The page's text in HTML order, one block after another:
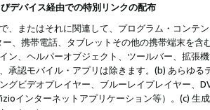
デバイス経由での特別リンクの配布
、またはそれに関連して、プログラム・コンテ
ー、携帯電話、タブレットその他の携帯端末を
ン、ヘルパーオブジェクト、ツールバー、拡張
承認モバイル・アプリは除きます。(b) あらゆ
グビデオプレイヤー、ブルーレイプレイヤー、
インターネットアプリケーション等）。(c)